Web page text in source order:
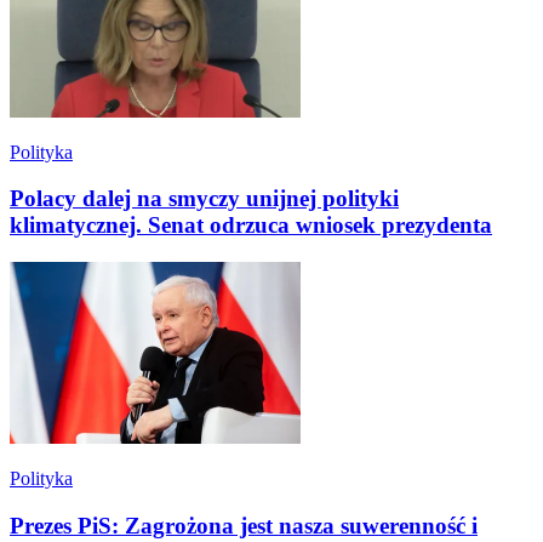
Polityka
Polacy dalej na smyczy unijnej polityki
klimatycznej. Senat odrzuca wniosek prezydenta
Polityka
Prezes PiS: Zagrożona jest nasza suwerenność i